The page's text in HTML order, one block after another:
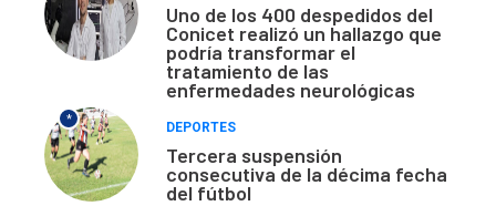
Uno de los 400 despedidos del
Conicet realizó un hallazgo que
podría transformar el
tratamiento de las
enfermedades neurológicas
*
DEPORTES
Tercera suspensión
consecutiva de la décima fecha
del fútbol